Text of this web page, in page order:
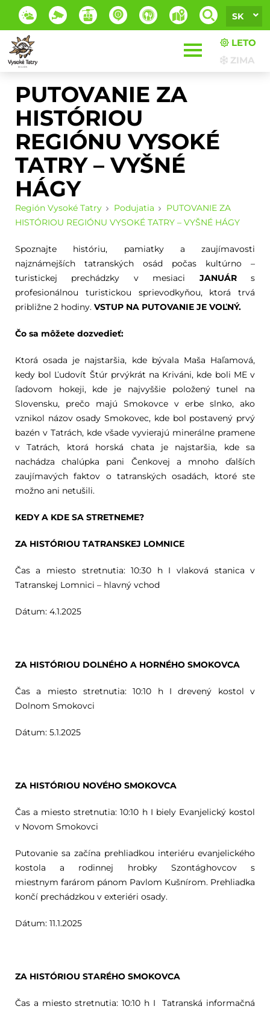
SK
LETO
ZIMA
PUTOVANIE ZA
HISTÓRIOU
REGIÓNU VYSOKÉ
TATRY – VYŠNÉ
HÁGY
Región Vysoké Tatry Podujatia
PUTOVANIE ZA
HISTÓRIOU REGIÓNU VYSOKÉ TATRY – VYŠNÉ HÁGY
Spoznajte históriu, pamiatky a zaujímavosti
najznámejších tatranských osád počas kultúrno –
turistickej prechádzky v mesiaci JANUÁRs
profesionálnou turistickou sprievodkyňou, ktorá trvá
približne 2 hodiny. VSTUP NA PUTOVANIE JE VOĽNÝ.
Čo sa môžete dozvedieť:
Ktorá osada je najstaršia, kde bývala Maša Haľamová,
kedy bol Ľudovít Štúr prvýkrát na Kriváni, kde boli ME v
ľadovom hokeji, kde je najvyššie položený tunel na
Slovensku, prečo majú Smokovce v erbe slnko, ako
vznikol názov osady Smokovec, kde bol postavený prvý
bazén v Tatrách, kde všade vyvierajú minerálne pramene
v Tatrách, ktorá horská chata je najstaršia, kde sa
nachádza chalúpka pani Čenkovej a mnoho ďalších
zaujímavých faktov o tatranských osadách, ktoré ste
možno ani netušili.
KEDY A KDE SA STRETNEME?
ZA HISTÓRIOU TATRANSKEJ LOMNICE
Čas a miesto stretnutia: 10:30 h I vlaková stanica v
Tatranskej Lomnici – hlavný vchod
Dátum: 4.1.2025
ZA HISTÓRIOU DOLNÉHO A HORNÉHO SMOKOVCA
Čas a miesto stretnutia: 10:10 h I drevený kostol v
Dolnom Smokovci
Dátum: 5.1.2025
ZA HISTÓRIOU NOVÉHO SMOKOVCA
Čas a miesto stretnutia: 10:10 h I biely Evanjelický kostol
v Novom Smokovci
Putovanie sa začína prehliadkou interiéru evanjelického
kostola a rodinnej hrobky Szontághovcov s
miestnym farárom pánom Pavlom Kušnírom. Prehliadka
končí prechádzkou v exteriéri osady.
Dátum: 11.1.2025
ZA HISTÓRIOU STARÉHO SMOKOVCA
Čas a miesto stretnutia: 10:10 h I Tatranská informačná